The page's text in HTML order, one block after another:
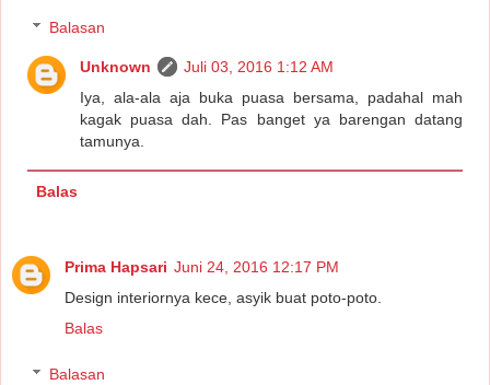
Balasan
Unknown
Juli 03, 2016 1:12 AM
Iya, ala-ala aja buka puasa bersama, padahal mah
kagak puasa dah. Pas banget ya barengan datang
tamunya.
Balas
Prima Hapsari Juni 24, 2016 12:17 PM
Design interiornya kece, asyik buat poto-poto.
Balas
Balasan